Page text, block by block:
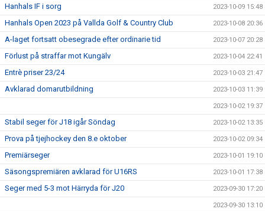
Hanhals IF i sorg 2023-10-09 15:48
Hanhals Open 2023 på Vallda Golf & Country Club 2023-10-08 20:36
A-laget fortsatt obesegrade efter ordinarie tid 2023-10-07 20:28
Förlust på straffar mot Kungälv 2023-10-04 22:41
Entrè priser 23/24 2023-10-03 21:47
Avklarad domarutbildning 2023-10-03 11:39
2023-10-02 19:37
Stabil seger för J18 igår Söndag 2023-10-02 13:35
Prova på tjejhockey den 8.e oktober 2023-10-02 09:34
Premiärseger 2023-10-01 19:10
Säsongspremiären avklarad för U16RS 2023-10-01 17:38
Seger med 5-3 mot Härryda för J20 2023-09-30 17:20
2023-09-30 13:10